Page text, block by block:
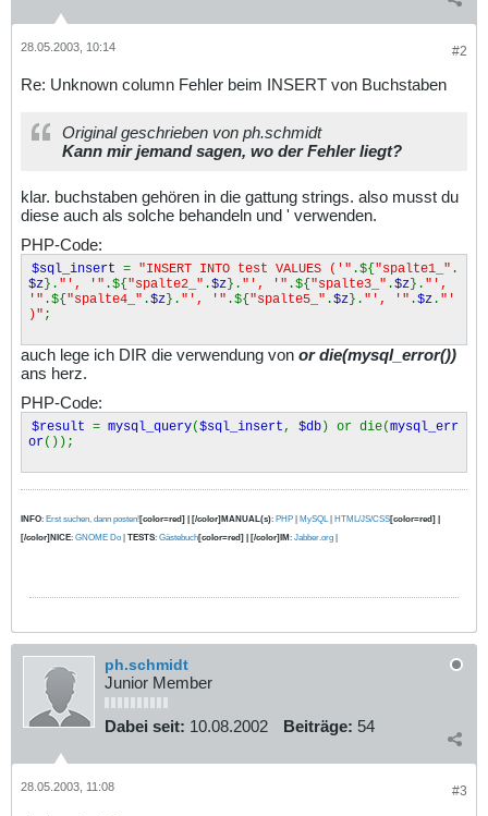
#2
28.05.2003, 10:14
Re: Unknown column Fehler beim INSERT von Buchstaben
Original geschrieben von ph.schmidt
Kann mir jemand sagen, wo der Fehler liegt?
klar. buchstaben gehören in die gattung strings. also musst du
diese auch als solche behandeln und ' verwenden.
PHP-Code:
$sql_insert = "INSERT INTO test VALUES ('" .${"spalte1_" .
$z}. "', '" .${"spalte2_" .$z}. "', '" .${"spalte3_" .$z}. "',
'" .${"spalte4_" .$z}. "', '" .${"spalte5_" .$z}. "', '" .$z . "'
)" ;
auch lege ich DIR die verwendung von or die(mysql_error())
ans herz.
PHP-Code:
$result = mysql_query($sql_insert , $db) or die(mysql_err
or());
INFO: Erst suchen, dann posten![color=red] | [/color]MANUAL(s): PHP | MySQL | HTML/JS/CSS[color=red] |
[/color]NICE: GNOME Do | TESTS: Gästebuch[color=red] | [/color]IM: Jabber.org |
ph.schmidt
Junior Member
Dabei seit: 10.08.2002 Beiträge: 54
#3
28.05.2003, 11:08